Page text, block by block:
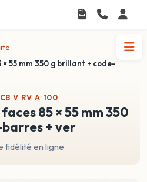
55 mm 350 g brillant + code-
V RV A 100
+ ver
fidélité en ligne